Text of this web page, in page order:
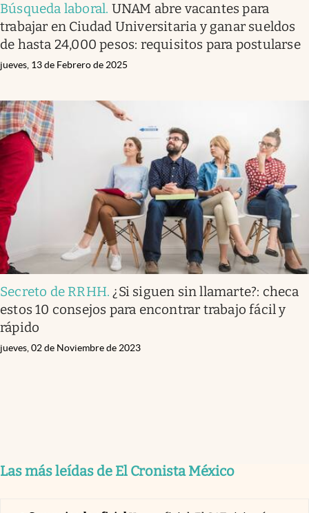
Búsqueda laboral. UNAM abre vacantes para
trabajar en Ciudad Universitaria y ganar sueldos
de hasta 24,000 pesos: requisitos para postularse
jueves, 13 de Febrero de 2025
Secreto de RRHH. ¿Si siguen sin llamarte?: checa
estos 10 consejos para encontrar trabajo fácil y
rápido
jueves, 02 de Noviembre de 2023
Las más leídas de El Cronista México